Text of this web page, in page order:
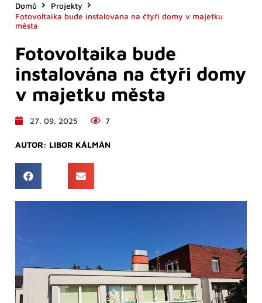
Domů
Projekty
Fotovoltaika bude instalována na čtyři domy v majetku
města
Fotovoltaika bude
instalována na čtyři domy
v majetku města
27. 09. 2025 7
AUTOR: LIBOR KÁLMÁN